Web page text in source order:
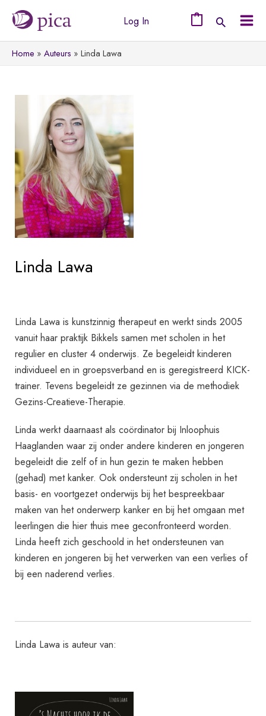
naar
de
inhoud
Log In
Home Auteurs Linda Lawa
Linda Lawa
Linda Lawa is kunstzinnig therapeut en werkt sinds 2005
vanuit haar praktijk Bikkels samen met scholen in het
regulier en cluster 4 onderwijs. Ze begeleidt kinderen
individueel en in groepsverband en is geregistreerd KICK-
trainer. Tevens begeleidt ze gezinnen via de methodiek
Gezins-Creatieve-Therapie.
Linda werkt daarnaast als coördinator bij Inloophuis
Haaglanden waar zij onder andere kinderen en jongeren
begeleidt die zelf of in hun gezin te maken hebben
(gehad) met kanker. Ook ondersteunt zij scholen in het
basis- en voortgezet onderwijs bij het bespreekbaar
maken van het onderwerp kanker en bij het omgaan met
leerlingen die hier thuis mee geconfronteerd worden.
Linda heeft zich geschoold in het ondersteunen van
kinderen en jongeren bij het verwerken van een verlies of
bij een naderend verlies.
Linda Lawa is auteur van: